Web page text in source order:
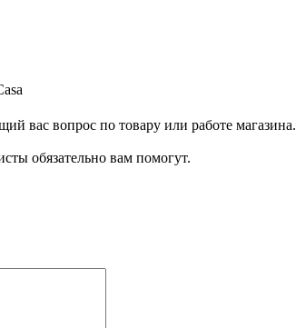
вас вопрос по товару или работе магазина.
обязательно вам помогут.